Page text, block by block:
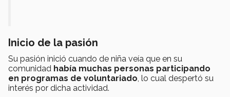
Inicio de la pasión
Su pasión inició cuando de niña veía que en su
comunidad había muchas personas participando
en programas de voluntariado , lo cual despertó su
interés por dicha actividad.